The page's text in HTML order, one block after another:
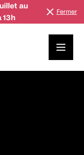
au
13h
Fermer